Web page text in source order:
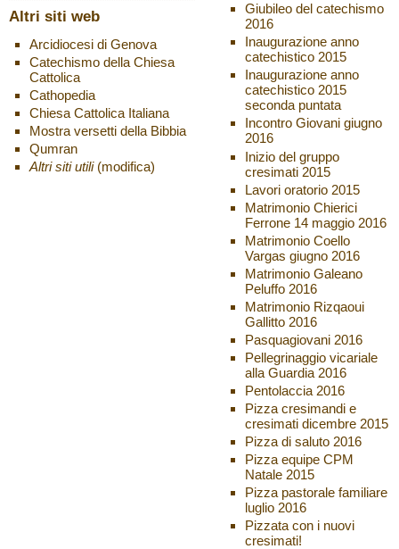
Altri siti web
Arcidiocesi di Genova
Catechismo della Chiesa
Cattolica
Cathopedia
Chiesa Cattolica Italiana
Mostra versetti della Bibbia
Qumran
Altri siti utili (modifica)
Giubileo del catechismo
2016
Inaugurazione anno
catechistico 2015
Inaugurazione anno
catechistico 2015
seconda puntata
Incontro Giovani giugno
2016
Inizio del gruppo
cresimati 2015
Lavori oratorio 2015
Matrimonio Chierici
Ferrone 14 maggio 2016
Matrimonio Coello
Vargas giugno 2016
Matrimonio Galeano
Peluffo 2016
Matrimonio Rizqaoui
Gallitto 2016
Pasquagiovani 2016
Pellegrinaggio vicariale
alla Guardia 2016
Pentolaccia 2016
Pizza cresimandi e
cresimati dicembre 2015
Pizza di saluto 2016
Pizza equipe CPM
Natale 2015
Pizza pastorale familiare
luglio 2016
Pizzata con i nuovi
cresimati!